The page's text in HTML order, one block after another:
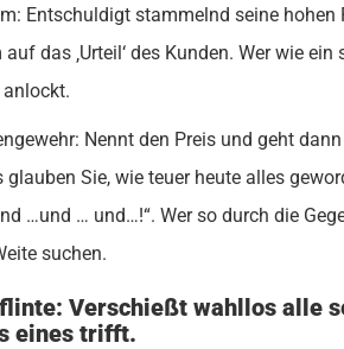
Entschuldigt stammelnd seine
das ‚Urteil‘ des Kunden. Wer wie
Nennt den Preis und geht
glauben Sie, wie teuer heute alles
…und … und…!“. Wer so durch die
suchen.
Verschießt wahllos alle
eines trifft.